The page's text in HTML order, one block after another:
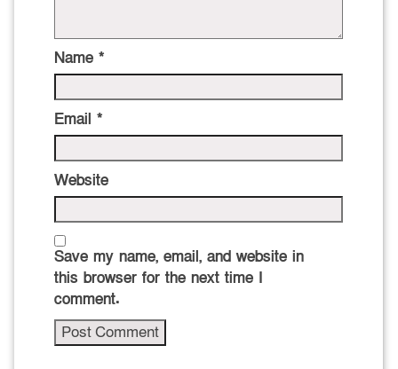
Name *
Email *
Website
Save my name, email, and website in
this browser for the next time I
comment.